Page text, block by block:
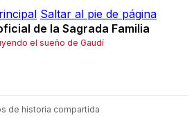
Saltar al pie de página
de la Sagrada Familia
el sueño de Gaudí
de historia compartida